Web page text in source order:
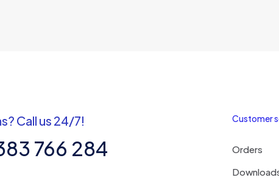
Call us 24/7!
766 284
Customer
Orders